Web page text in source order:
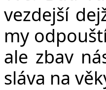
vezdejší dej
my odpouš
ale zbav
sláva na vě